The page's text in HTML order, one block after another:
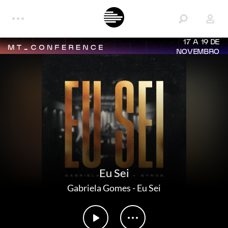
17 A 19 DE
NOVEMBRO
Eu Sei
Gabriela Gomes-Eu Sei